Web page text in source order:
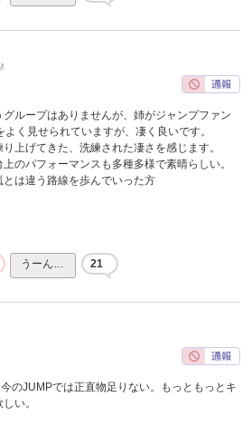
ループはありませんが、姉がジャンプファン
く見せられていますが、凄く良いです。
上げてきた、洗練された凄さを感じます。
のパフォーマンスも多種多様で素晴らしい。
は違う路線を歩んでいった方
うーん… 21
のJUMPでは正直物足りない。もっともっとキ
い。